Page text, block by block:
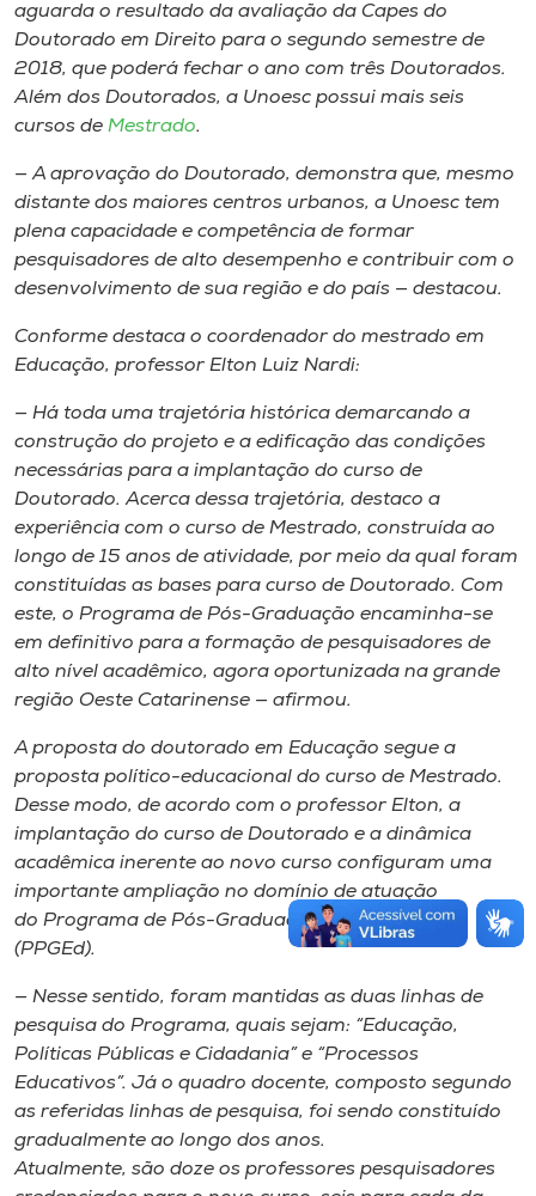
aguarda o resultado da avaliação da Capes do
Doutorado em Direito para o segundo semestre de
2018, que poderá fechar o ano com três Doutorados.
Além dos Doutorados, a Unoesc possui mais seis
cursos de Mestrado.
— A aprovação do Doutorado, demonstra que, mesmo
distante dos maiores centros urbanos, a Unoesc tem
plena capacidade e competência de formar
pesquisadores de alto desempenho e contribuir com o
desenvolvimento de sua região e do país — destacou.
Conforme destaca o coordenador do mestrado em
Educação, professor Elton Luiz Nardi:
— Há toda uma trajetória histórica demarcando a
construção do projeto e a edificação das condições
necessárias para a implantação do curso de
Doutorado. Acerca dessa trajetória, destaco a
experiência com o curso de Mestrado, construída ao
longo de 15 anos de atividade, por meio da qual foram
constituídas as bases para curso de Doutorado. Com
este, o Programa de Pós-Graduação encaminha-se
em definitivo para a formação de pesquisadores de
alto nível acadêmico, agora oportunizada na grande
região Oeste Catarinense — afirmou.
A proposta do doutorado em Educação segue a
proposta político-educacional do curso de Mestrado.
Desse modo, de acordo com o professor Elton, a
implantação do curso de Doutorado e a dinâmica
acadêmica inerente ao novo curso configuram uma
importante ampliação no domínio de atuação
do Programa de Pós-Graduação em Educação
(PPGEd).
— Nesse sentido, foram mantidas as duas linhas de
pesquisa do Programa, quais sejam: “Educação,
Políticas Públicas e Cidadania” e “Processos
Educativos”. Já o quadro docente, composto segundo
as referidas linhas de pesquisa, foi sendo constituído
gradualmente ao longo dos anos.
Atualmente, são doze os professores pesquisadores